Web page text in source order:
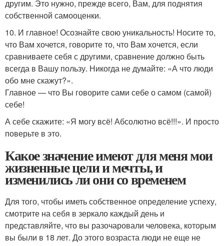
другим. Это нужно, прежде всего, Вам, для поднятия
собственной самооценки.
10. И главное! Осознайте свою уникальность! Носите то,
что Вам хочется, говорите то, что Вам хочется, если
сравниваете себя с другими, сравнение должно быть
всегда в Вашу пользу. Никогда не думайте: «А что люди
обо мне скажут?».
Главное — что Вы говорите сами себе о самом (самой)
себе!
А себе скажите: «Я могу всё! Абсолютно всё!!!». И просто
поверьте в это.
Какое значение имеют для меня мои
жизненные цели и мечты, и
изменились ли они со временем
Для того, чтобы иметь собственное определение успеху,
смотрите на себя в зеркало каждый день и
представляйте, что вы разочаровали человека, которым
вы были в 18 лет. До этого возраста люди не еще не